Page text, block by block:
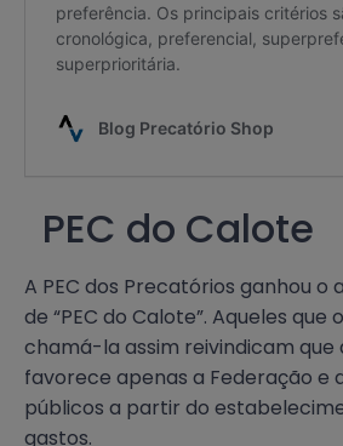
PEC do Calote
A PEC dos Precatórios ganhou o
de “PEC do Calote”. Aqueles
chamá-la assim reivindicam que
favorece apenas a Federação e
públicos a partir do
gastos.